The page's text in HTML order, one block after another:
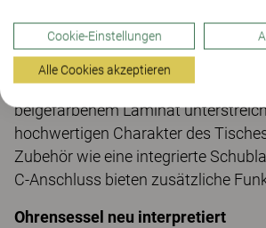
Büro. Das Design mit abgerundeter
markanten Linien sorgt für einen
und eleganten Look. Das Gestell
und die Tischplatte aus
beigefarbenem Laminat
hochwertigen Charakter des
Zubehör wie eine integrierte
C-Anschluss bieten zusätzliche
Ohrensessel neu interpretiert
Cookie-Einstellungen
Alle Cookies akzeptieren